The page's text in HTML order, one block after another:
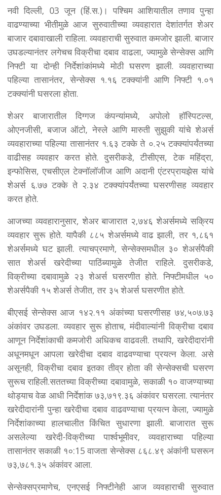
नवी दिल्ली, 03 जून (हिं.स.)। पश्चिम आशियातील तणाव पुन्हा
वाढण्याच्या भीतीमुळे आज सुरुवातीच्या व्यवहारात देशांतर्गत शेअर
बाजार दबावाखाली राहिला. व्यवहाराची सुरुवात कमजोर झाली. बाजार
उघडल्यानंतर लगेचच विक्रीचा दबाव वाढला, ज्यामुळे सेन्सेक्स आणि
निफ्टी या दोन्ही निर्देशांकांमध्ये मोठी घसरण झाली. व्यवहाराच्या
पहिल्या तासानंतर, सेन्सेक्स १.१६ टक्क्यांनी आणि निफ्टी १.०१
टक्क्यांनी घसरला होता.
शेअर बाजारातील दिग्गज कंपन्यांमध्ये, अपोलो हॉस्पिटल्स,
ओएनजीसी, बजाज ऑटो, नेस्ले आणि मारुती सुझुकी यांचे शेअर्स
व्यवहाराच्या पहिल्या तासानंतर १.६३ टक्के ते ०.२५ टक्क्यांपर्यंतच्या
वाढीसह व्यवहार करत होते. दुसरीकडे, टीसीएस, टेक महिंद्रा,
इन्फोसिस, एचसीएल टेक्नॉलॉजीज आणि अदानी एंटरप्रायझेस यांचे
शेअर्स ६.७७ टक्के ते २.३४ टक्क्यांपर्यंतच्या घसरणीसह व्यवहार
करत होते.
आजच्या व्यवहारानुसार, शेअर बाजारात २,७४६ शेअर्समध्ये सक्रिय
व्यवहार सुरू होते. यापैकी ८८५ शेअर्समध्ये वाढ झाली, तर १,८६१
शेअर्समध्ये घट झाली. त्याचप्रमाणे, सेन्सेक्समधील ३० शेअर्सपैकी
सात शेअर्स खरेदीच्या पाठिंब्यामुळे तेजीत राहिले. दुसरीकडे,
विक्रीच्या दबावामुळे २३ शेअर्स घसरणीत होते. निफ्टीमधील ५०
शेअर्सपैकी १५ शेअर्स तेजीत, तर ३५ शेअर्स घसरणीत होते.
बीएसई सेन्सेक्स आज १४२.११ अंकांच्या घसरणीसह ७४,५०७.७३
अंकांवर उघडला. व्यवहार सुरू होताच, मंदीवाल्यांनी विक्रीचा दबाव
आणून निर्देशांकाची कमजोरी अधिकच वाढवली. तथापि, खरेदीदारांनी
अधूनमधून आपला खरेदीचा दबाव वाढवण्याचा प्रयत्न केला. असे
असूनही, विक्रीचा दबाव इतका तीव्र होता की सेन्सेक्सची घसरण
सुरूच राहिली.सततच्या विक्रीच्या दबावामुळे, सकाळी १० वाजण्याच्या
थोड्याच वेळ आधी निर्देशांक ७३,७१९.३६ अंकांवर घसरला. त्यानंतर
खरेदीदारांनी पुन्हा खरेदीचा दबाव वाढवण्याचा प्रयत्न केला, ज्यामुळे
निर्देशांकाच्या हालचालीत किंचित सुधारणा झाली. बाजारात सुरू
असलेल्या खरेदी-विक्रीच्या पार्श्वभूमीवर, व्यवहाराच्या पहिल्या
तासानंतर सकाळी १०:15 वाजता सेन्सेक्स ८६८.४९ अंकांनी घसरून
७३,७८१.३५ अंकांवर आला.
सेन्सेक्सप्रमाणेच, एनएसई निफ्टीनेही आज व्यवहाराची सुरुवात